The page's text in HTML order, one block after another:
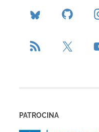
PATROCINA